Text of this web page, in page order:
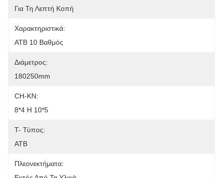
Για Τη Λεπτή Κοπή
Χαρακτηριστικά:
ATB 10 Βαθμός
Διάμετρος:
180250mm
CH-KN:
8*4 Η 10*5
T- Τύπος:
ATB
Πλεονεκτήματα: